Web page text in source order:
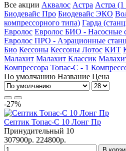
Все акции Аквалос Астра Астра
Биодевайс Про Биодевайс ЭКО
компрессорного типа) Гарда
Евролос Евролос БИО - Насосные
Евролос ПРО - Аэрационные
Био Кессоны Кессоны Лотос КИТ
Малахит Малахит Классик
Компрессора Топас-С - 1
По умолчанию Название Цена
-27%
Септик Топас-С 10 Лонг Пр
Принудительный 10
307900р. 224800р.